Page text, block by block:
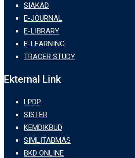
SIAKAD
E-JOURNAL
E-LIBRARY
E-LEARNING
TRACER STUDY
Ekternal Link
LPDP
SISTER
KEMDIKBUD
SIMLITABMAS
BKD ONLINE